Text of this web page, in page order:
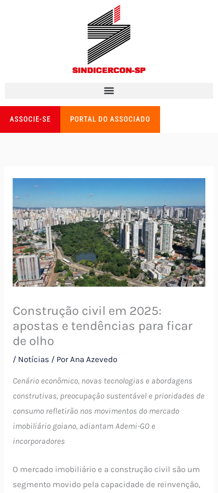
ASSOCIE-SE PORTAL DO ASSOCIADO
Construção civil em 2025:
apostas e tendências para ficar
de olho
/ Notícias / Por Ana Azevedo
Cenário econômico, novas tecnologias e abordagens
construtivas, preocupação sustentável e prioridades de
consumo refletirão nos movimentos do mercado
imobiliário goiano, adiantam Ademi-GO e
incorporadores
O mercado imobiliário e a construção civil são um
segmento movido pela capacidade de reinvenção,